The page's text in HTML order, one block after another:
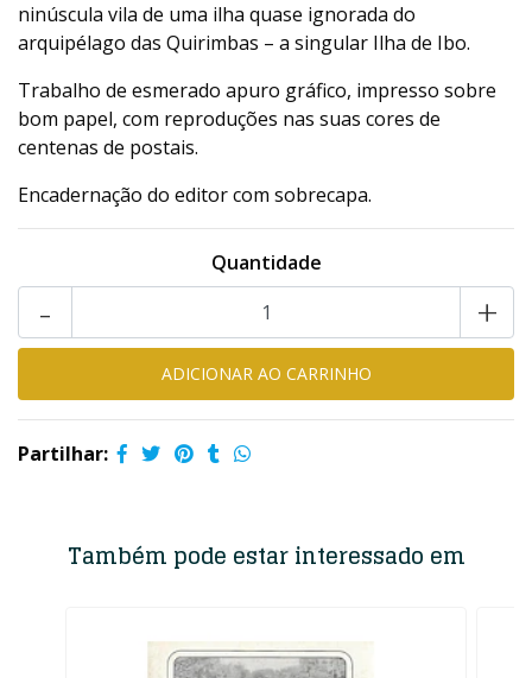
ninúscula vila de uma ilha quase ignorada do
arquipélago das Quirimbas – a singular Ilha de Ibo.
Trabalho de esmerado apuro gráfico, impresso sobre
bom papel, com reproduções nas suas cores de
centenas de postais.
Encadernação do editor com sobrecapa.
Quantidade
+
-
Partilhar:
Também pode estar interessado em